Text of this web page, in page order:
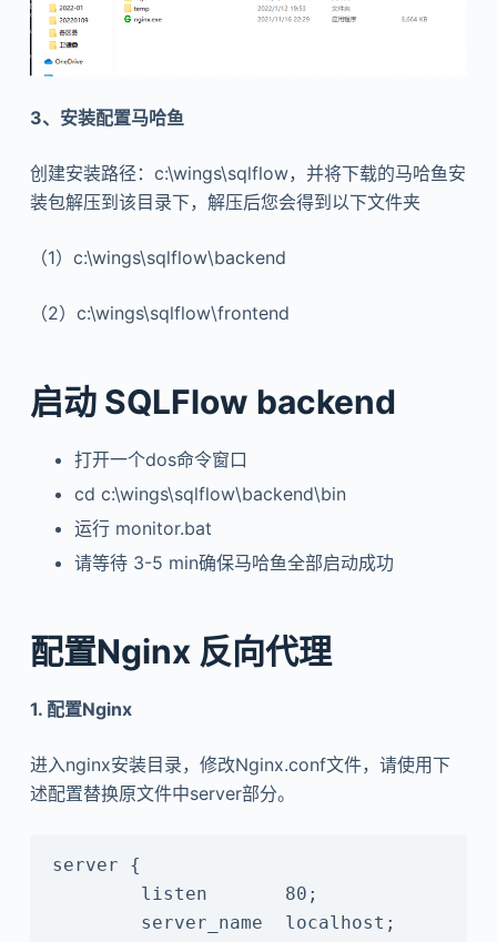
3、安装配置马哈鱼
创建安装路径：c:\wings\sqlflow，并将下载的马哈鱼安
装包解压到该目录下，解压后您会得到以下文件夹
（1）c:\wings\sqlflow\backend
（2）c:\wings\sqlflow\frontend
启动 SQLFlow backend
打开一个dos命令窗口
cd c:\wings\sqlflow\backend\bin
运行 monitor.bat
请等待 3-5 min确保马哈鱼全部启动成功
配置Nginx 反向代理
1. 配置Nginx
进入nginx安装目录，修改Nginx.conf文件，请使用下
述配置替换原文件中server部分。
server {
​        listen       80;